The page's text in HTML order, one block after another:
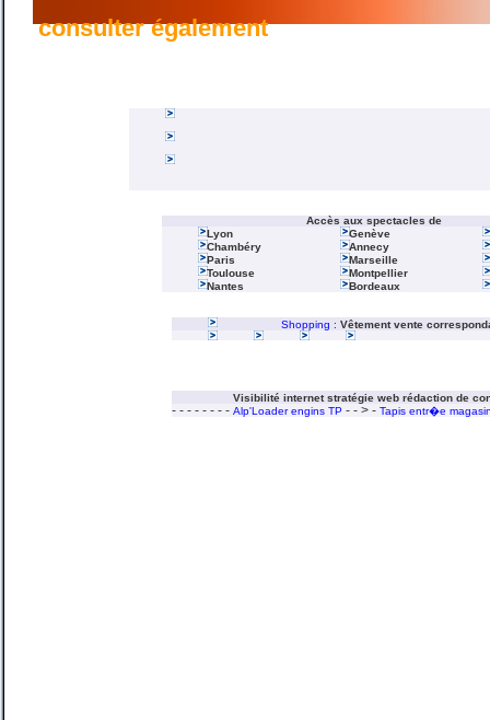
consulter également
Accès aux spectacles de
Lyon
Genève
Chambéry
Annecy
Paris
Marseille
Toulouse
Montpellier
Nantes
Bordeaux
Shopping : Vêtement vente
Visibilité internet stratégie web rédaction de
- - - - - - - - Alp'Loader engins TP - - > - Tapis entr�e